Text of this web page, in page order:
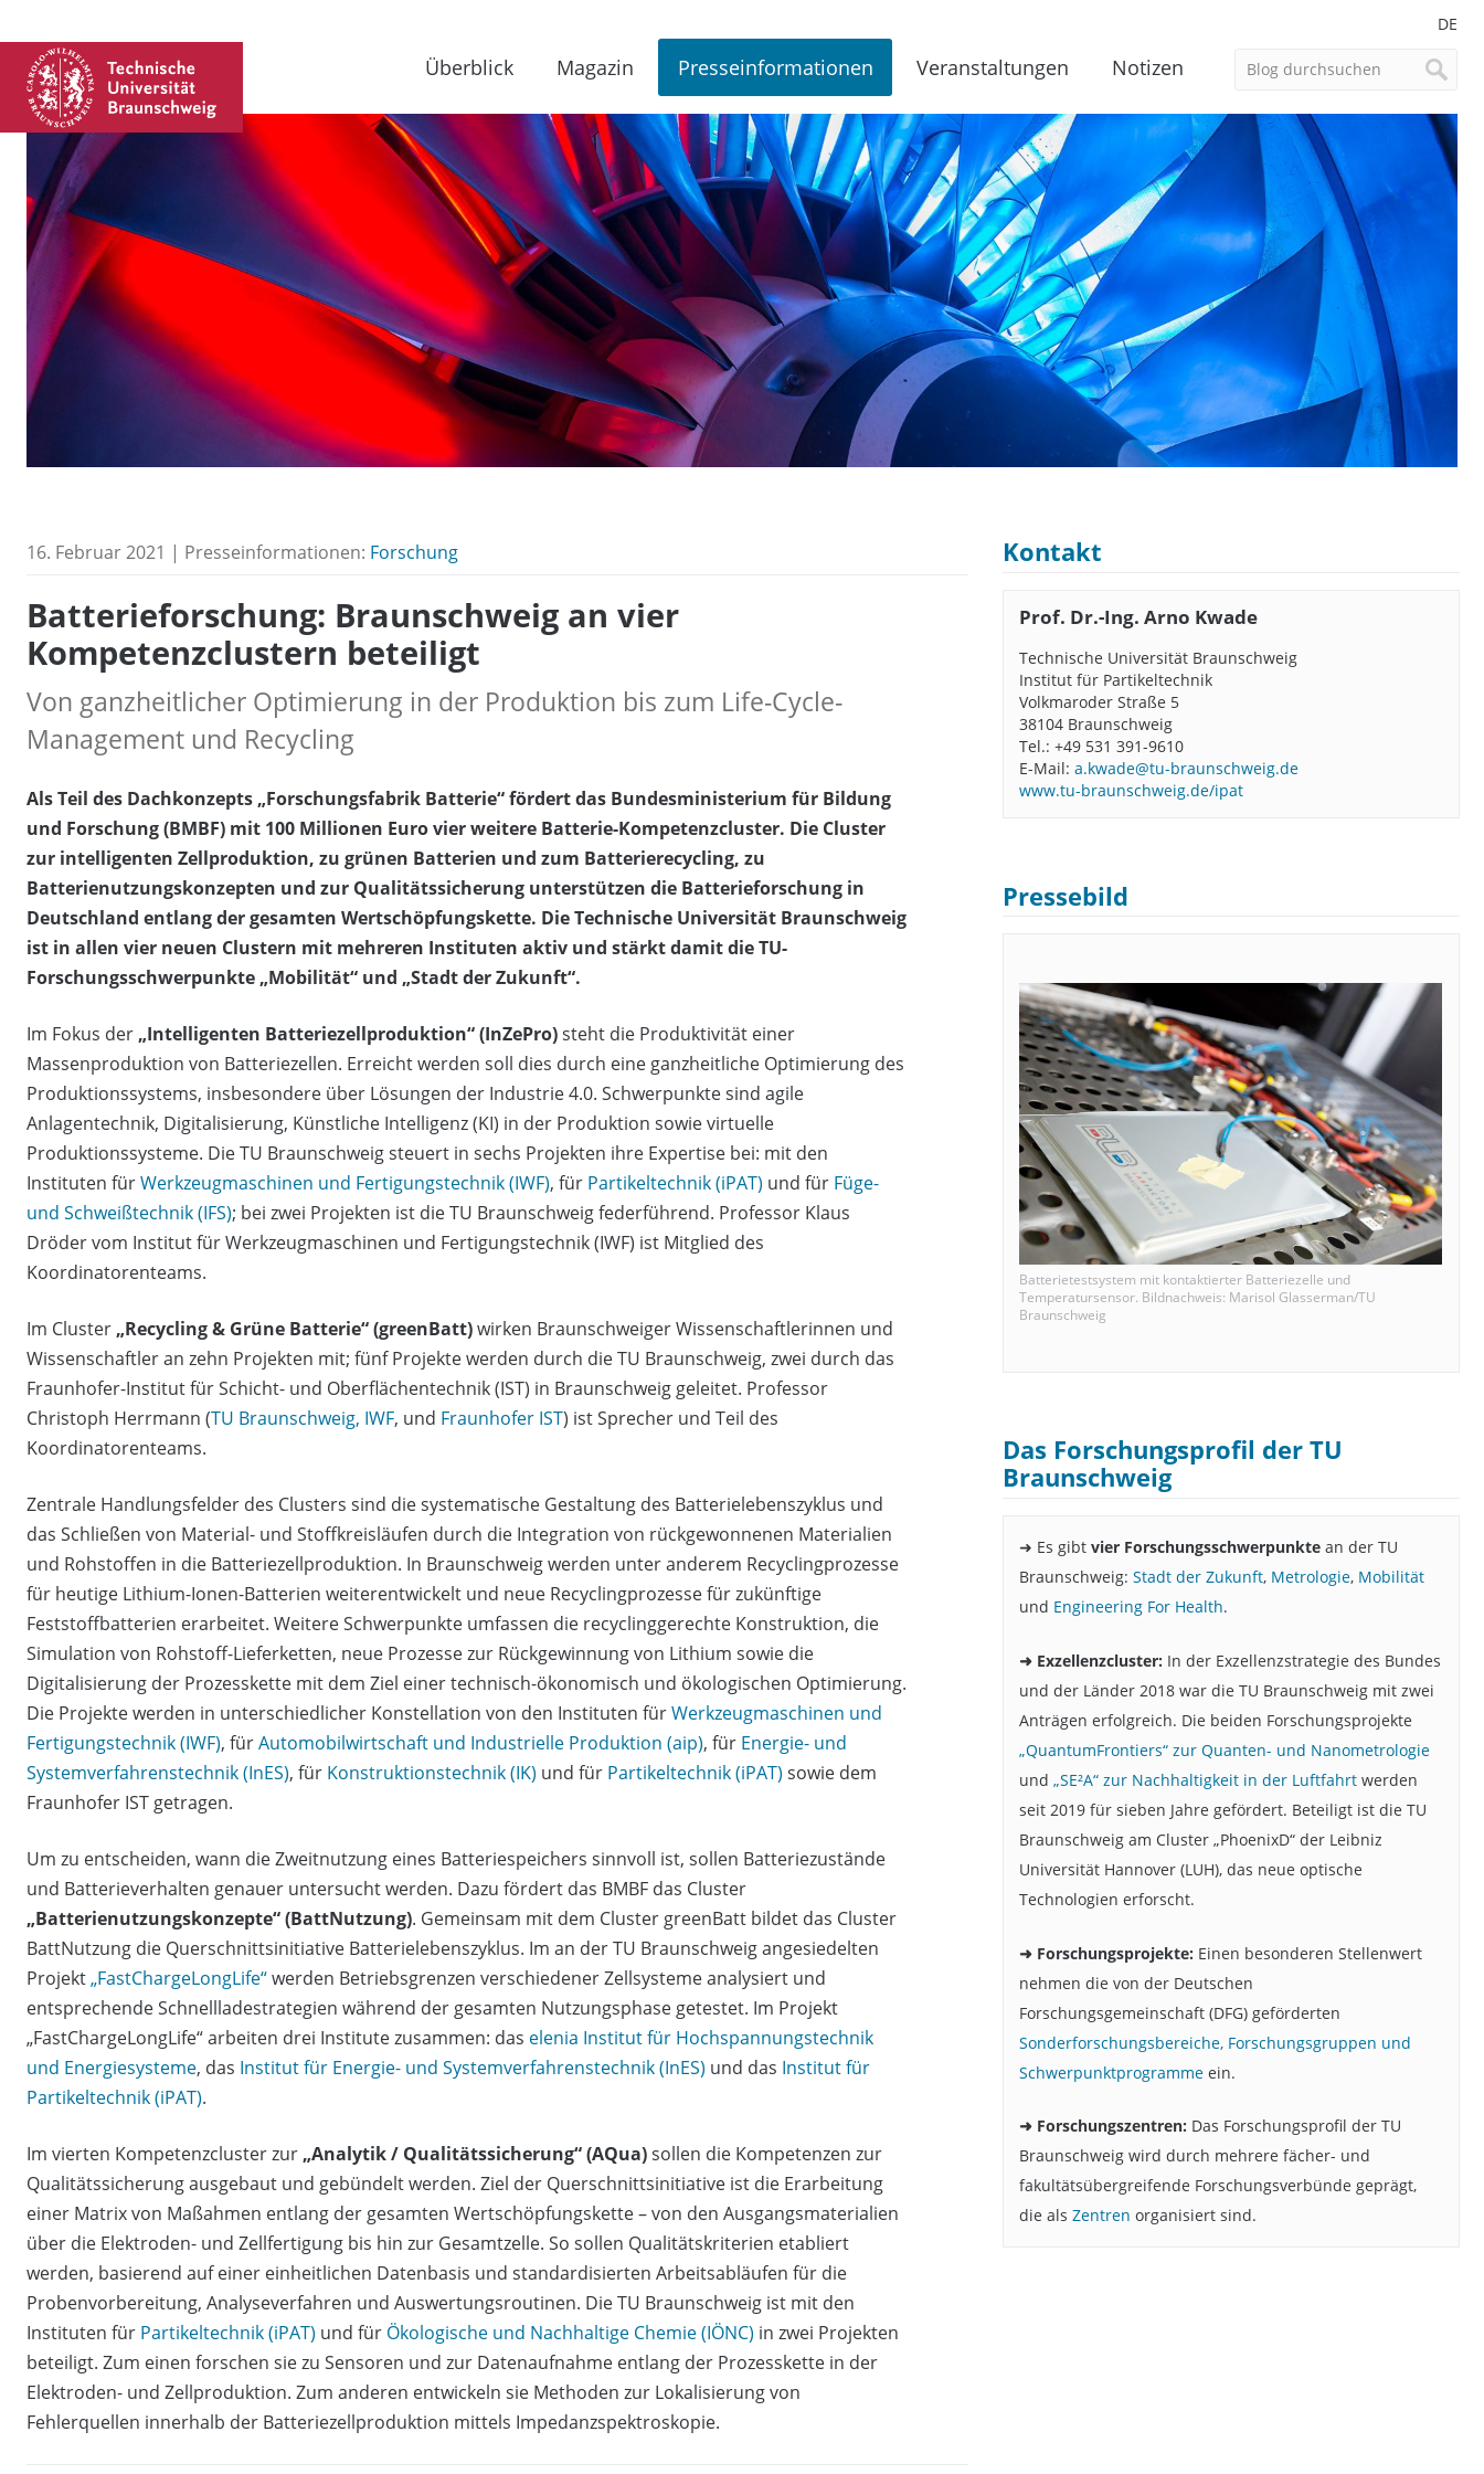
DE
Überblick Magazin Presseinformationen Veranstaltungen Notizen
16. Februar 2021 | Presseinformationen: Forschung
Batterieforschung: Braunschweig an vier
Kompetenzclustern beteiligt
Von ganzheitlicher Optimierung in der Produktion bis zum Life-Cycle-
Management und Recycling
Als Teil des Dachkonzepts „Forschungsfabrik Batterie“ fördert das Bundesministerium für Bildung
und Forschung (BMBF) mit 100 Millionen Euro vier weitere Batterie-Kompetenzcluster. Die Cluster
zur intelligenten Zellproduktion, zu grünen Batterien und zum Batterierecycling, zu
Batterienutzungskonzepten und zur Qualitätssicherung unterstützen die Batterieforschung in
Deutschland entlang der gesamten Wertschöpfungskette. Die Technische Universität Braunschweig
ist in allen vier neuen Clustern mit mehreren Instituten aktiv und stärkt damit die TU-
Forschungsschwerpunkte „Mobilität“ und „Stadt der Zukunft“.
Im Fokus der „Intelligenten Batteriezellproduktion“ (InZePro)steht die Produktivität einer
Massenproduktion von Batteriezellen. Erreicht werden soll dies durch eine ganzheitliche Optimierung des
Produktionssystems, insbesondere über Lösungen der Industrie 4.0. Schwerpunkte sind agile
Anlagentechnik, Digitalisierung, Künstliche Intelligenz (KI) in der Produktion sowie virtuelle
Produktionssysteme. Die TU Braunschweig steuert in sechs Projekten ihre Expertise bei: mit den
Instituten fürWerkzeugmaschinen und Fertigungstechnik (IWF), für Partikeltechnik (iPAT) und für Füge-
und Schweißtechnik (IFS); bei zwei Projekten ist die TU Braunschweig federführend. Professor Klaus
Dröder vom Institut für Werkzeugmaschinen und Fertigungstechnik (IWF) ist Mitglied des
Koordinatorenteams.
Im Cluster „Recycling & Grüne Batterie“ (greenBatt)wirken Braunschweiger Wissenschaftlerinnen und
Wissenschaftler an zehn Projekten mit; fünf Projekte werden durch die TU Braunschweig, zwei durch das
Fraunhofer-Institut für Schicht- und Oberflächentechnik (IST) in Braunschweig geleitet. Professor
Christoph Herrmann (TU Braunschweig, IWF, und Fraunhofer IST) ist Sprecher und Teil des
Koordinatorenteams.
Zentrale Handlungsfelder des Clusters sind die systematische Gestaltung des Batterielebenszyklus und
das Schließen von Material- und Stoffkreisläufen durch die Integration von rückgewonnenen Materialien
und Rohstoffen in die Batteriezellproduktion. In Braunschweig werden unter anderem Recyclingprozesse
für heutige Lithium-Ionen-Batterien weiterentwickelt und neue Recyclingprozesse für zukünftige
Feststoffbatterien erarbeitet. Weitere Schwerpunkte umfassen die recyclinggerechte Konstruktion, die
Simulation von Rohstoff-Lieferketten, neue Prozesse zur Rückgewinnung von Lithium sowie die
Digitalisierung der Prozesskette mit dem Ziel einer technisch-ökonomisch und ökologischen Optimierung.
Die Projekte werden in unterschiedlicher Konstellation von den Instituten fürWerkzeugmaschinen und
Fertigungstechnik (IWF), fürAutomobilwirtschaft und Industrielle Produktion (aip), für Energie- und
Systemverfahrenstechnik (InES), für Konstruktionstechnik (IK) und für Partikeltechnik (iPAT) sowie dem
Fraunhofer IST getragen.
Um zu entscheiden, wann die Zweitnutzung eines Batteriespeichers sinnvoll ist, sollen Batteriezustände
und Batterieverhalten genauer untersucht werden. Dazu fördert das BMBF das Cluster
„Batterienutzungskonzepte“ (BattNutzung). Gemeinsam mit dem Cluster greenBatt bildet das Cluster
BattNutzung die Querschnittsinitiative Batterielebenszyklus. Im an der TU Braunschweig angesiedelten
Projekt„FastChargeLongLife“werden Betriebsgrenzen verschiedener Zellsysteme analysiert und
entsprechende Schnellladestrategien während der gesamten Nutzungsphase getestet. Im Projekt
„FastChargeLongLife“ arbeiten drei Institute zusammen: das elenia Institut für Hochspannungstechnik
und Energiesysteme, das Institut für Energie- und Systemverfahrenstechnik (InES) und das Institut für
Partikeltechnik (iPAT).
Im vierten Kompetenzcluster zur „Analytik / Qualitätssicherung“ (AQua)sollen die Kompetenzen zur
Qualitätssicherung ausgebaut und gebündelt werden. Ziel der Querschnittsinitiative ist die Erarbeitung
einer Matrix von Maßahmen entlang der gesamten Wertschöpfungskette – von den Ausgangsmaterialien
über die Elektroden- und Zellfertigung bis hin zur Gesamtzelle. So sollen Qualitätskriterien etabliert
werden, basierend auf einer einheitlichen Datenbasis und standardisierten Arbeitsabläufen für die
Probenvorbereitung, Analyseverfahren und Auswertungsroutinen. Die TU Braunschweig ist mit den
Instituten für Partikeltechnik (iPAT) und für Ökologische und Nachhaltige Chemie (IÖNC) in zwei Projekten
beteiligt. Zum einen forschen sie zu Sensoren und zur Datenaufnahme entlang der Prozesskette in der
Elektroden- und Zellproduktion. Zum anderen entwickeln sie Methoden zur Lokalisierung von
Fehlerquellen innerhalb der Batteriezellproduktion mittels Impedanzspektroskopie.
Kontakt
Prof. Dr.-Ing. Arno Kwade
Technische Universität Braunschweig
Institut für Partikeltechnik
Volkmaroder Straße 5
38104 Braunschweig
Tel.: +49 531 391-9610
E-Mail:a.kwade@tu-braunschweig.de
www.tu-braunschweig.de/ipat
Pressebild
Batterietestsystem mit kontaktierter Batteriezelle und
Temperatursensor. Bildnachweis: Marisol Glasserman/TU
Braunschweig
Das Forschungsprofil der TU
Braunschweig
➜ Es gibtvier Forschungsschwerpunkte an der TU
Braunschweig:Stadt der Zukunft, Metrologie, Mobilität
und Engineering For Health.
➜ Exzellenzcluster: In der Exzellenzstrategie des Bundes
und der Länder 2018 war die TU Braunschweig mit zwei
Anträgen erfolgreich. Die beiden Forschungsprojekte
„QuantumFrontiers“ zur Quanten- und Nanometrologie
und„SE²A“ zur Nachhaltigkeit in der Luftfahrt werden
seit 2019 für sieben Jahre gefördert. Beteiligt ist die TU
Braunschweig am Cluster „PhoenixD“ der Leibniz
Universität Hannover (LUH), das neue optische
Technologien erforscht.
➜ Forschungsprojekte: Einen besonderen Stellenwert
nehmen die von der Deutschen
Forschungsgemeinschaft (DFG) geförderten
Sonderforschungsbereiche, Forschungsgruppen und
Schwerpunktprogramme ein.
➜ Forschungszentren: Das Forschungsprofil der TU
Braunschweig wird durch mehrere fächer- und
fakultätsübergreifende Forschungsverbünde geprägt,
die alsZentren organisiert sind.